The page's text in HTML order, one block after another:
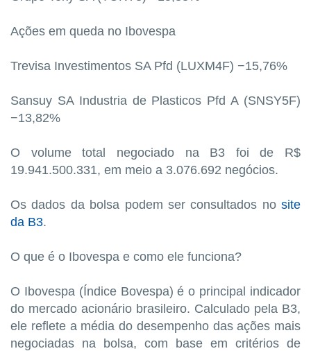
Ações em queda no Ibovespa
Trevisa Investimentos SA Pfd (LUXM4F) −15,76%
Sansuy SA Industria de Plasticos Pfd A (SNSY5F)
−13,82%
O volume total negociado na B3 foi de R$
19.941.500.331, em meio a 3.076.692 negócios.
Os dados da bolsa podem ser consultados no site
da B3.
O que é o Ibovespa e como ele funciona?
O Ibovespa (Índice Bovespa) é o principal indicador
do mercado acionário brasileiro. Calculado pela B3,
ele reflete a média do desempenho das ações mais
negociadas na bolsa, com base em critérios de